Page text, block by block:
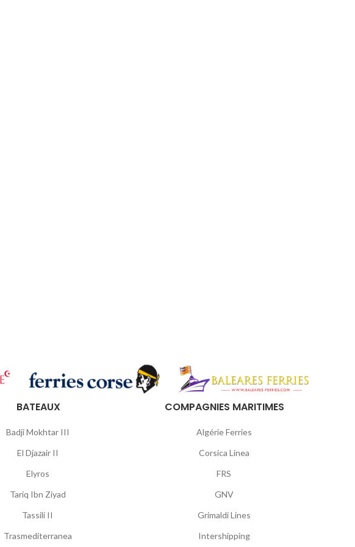
BATEAUX
Badji Mokhtar III
El Djazair II
Elyros
Tariq Ibn Ziyad
Tassili II
Trasmediterranea
COMPAGNIES MARITIMES
Algérie Ferries
Corsica Linea
FRS
GNV
Grimaldi Lines
Intershipping